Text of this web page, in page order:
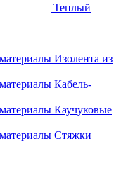
Теплый
Изолента из
Кабель-
Каучуковые
Стяжки